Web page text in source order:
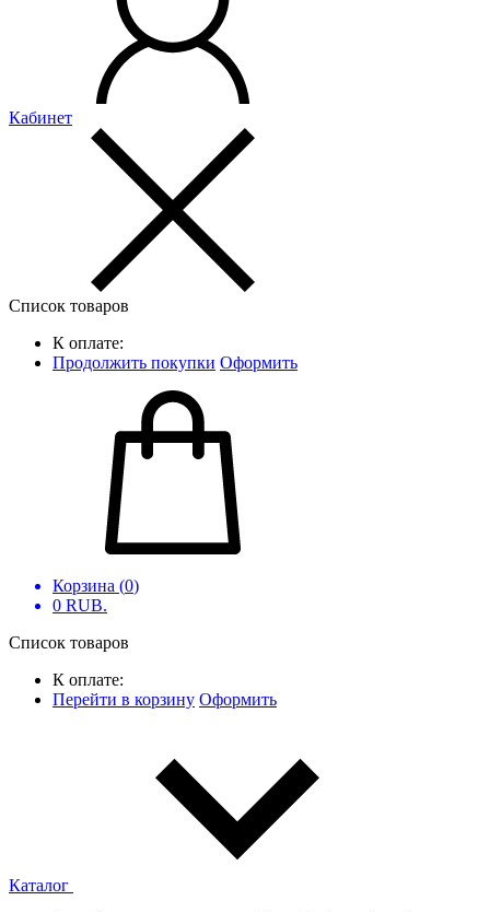
Кабинет
Список товаров
К оплате:
Продолжить покупки Оформить
Корзина (0)
0 RUB.
Список товаров
К оплате:
Перейти в корзину Оформить
Каталог